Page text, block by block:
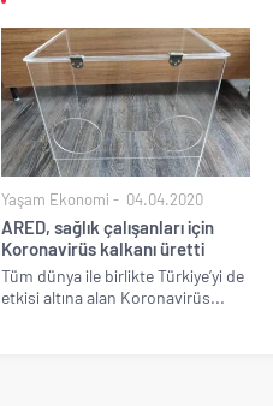
Yaşam Ekonomi 04.04.2020
ARED, sağlık çalışanları için
Koronavirüs kalkanı üretti
Tüm dünya ile birlikte Türkiye’yi de
etkisi altına alan Koronavirüs...